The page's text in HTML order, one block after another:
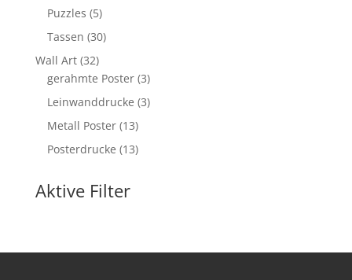
Puzzles 55
Produkte
Tassen 3030
Wall Art 3232
Produkte
gerahmte Poster 33
Produkte
Leinwanddrucke 33
Metall Poster 1313
Produkte
Posterdrucke 1313
Aktive Filter